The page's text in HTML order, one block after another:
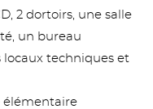
2 dortoirs, une salle
un bureau
locaux techniques et
élémentaire